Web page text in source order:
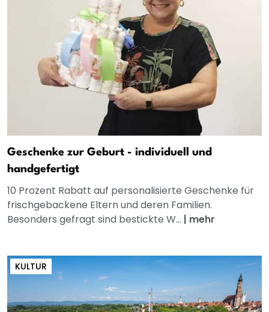
Geschenke zur Geburt - individuell und
handgefertigt
10 Prozent Rabatt auf personalisierte Geschenke für
frischgebackene Eltern und deren Familien.
Besonders gefragt sind bestickte W... | mehr
KULTUR